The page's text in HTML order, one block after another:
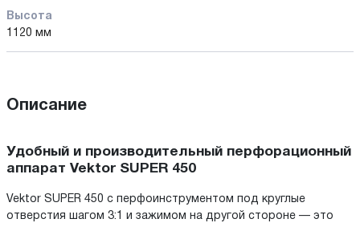
Высота
1120 мм
Описание
Удобный и производительный перфорационный
аппарат Vektor SUPER 450
Vektor SUPER 450 с перфоинструментом под круглые
отверстия шагом 3:1 и зажимом на другой стороне — это